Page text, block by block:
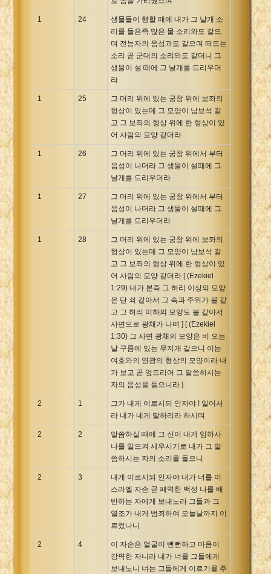
1 24
생물들이 행할 때에 내가 그 날개 소
리를 들은즉 많은 물 소리와도 같으
며 전능자의 음성과도 같으며 떠드는
소리 곧 군대의 소리와도 같더니 그
생물이 설 때에 그 날개를 드리우더
라
1 25
그 머리 위에 있는 궁창 위에 보좌의
형상이 있는데 그 모양이 남보석 같
고 그 보좌의 형상 위에 한 형상이 있
어 사람의 모양 같더라
1 26
그 머리 위에 있는 궁창 위에서 부터
음성이 나더라 그 생물이 설때에 그
날개를 드리우더라
1 27
그 머리 위에 있는 궁창 위에서 부터
음성이 나더라 그 생물이 설때에 그
날개를 드리우더라
1 28
그 머리 위에 있는 궁창 위에 보좌의
형상이 있는데 그 모양이 남보석 같
고 그 보좌의 형상 위에 한 형상이 있
어 사람의 모양 같더라 [ (Ezekiel
1:29) 내가 본즉 그 허리 이상의 모양
은 단 쇠 같아서 그 속과 주위가 불 같
고 그 허리 이하의 모양도 불 같아서
사면으로 광채가 나며 ] [ (Ezekiel
1:30) 그 사면 광채의 모양은 비 오는
날 구름에 있는 무지개 같으니 이는
여호와의 영광의 형상의 모양이라 내
가 보고 곧 엎드리어 그 말씀하시는
자의 음성을 들으니라 ]
2 1
그가 내게 이르시되 인자야 ! 일어서
라 내가 네게 말하리라 하시며
2 2
말씀하실 때에 그 신이 내게 임하사
나를 일으켜 세우시기로 내가 그 말
씀하시는 자의 소리를 들으니
2 3
내게 이르시되 인자야 내가 너를 이
스라엘 자손 곧 패역한 백성 나를 배
반하는 자에게 보내노라 그들과 그
열조가 내게 범죄하여 오늘날까지 이
르렀나니
2 4
이 자손은 얼굴이 뻔뻔하고 마음이
강퍅한 자니라 내가 너를 그들에게
보내노니 너는 그들에게 이르기를 주